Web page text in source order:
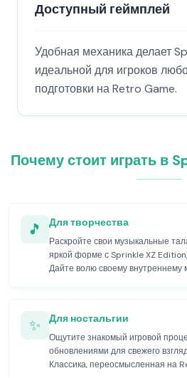
Доступный геймплей
Удобная механика делает
идеальной для игроков
подготовки на Retro Game.
Почему стоит играть в
🎵 Для творчества
Раскройте свои музыкальные
яркой форме с Sprinkle XZ
Дайте волю своему внутреннему
✨ Для ностальгии
Ощутите знакомый игровой
обновлениями для свежего
Классика, переосмысленная на